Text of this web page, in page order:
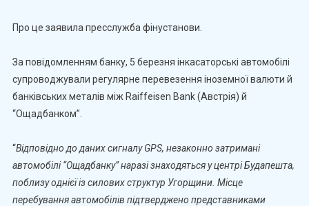
Про це заявила пресслужба фінустанови.
За повідомленням банку, 5 березня інкасаторські автомобілі
супроводжували регулярне перевезення іноземної валюти й
банківських металів між Raiffeisen Bank (Австрія) й
“Ощадбанком”.
“Відповідно до даних сигналу GPS, незаконно затримані
автомобілі “Ощадбанку” наразі знаходяться у центрі Будапешта,
поблизу однієї із силових структур Угорщини. Місце
перебування автомобілів підтверджено представниками